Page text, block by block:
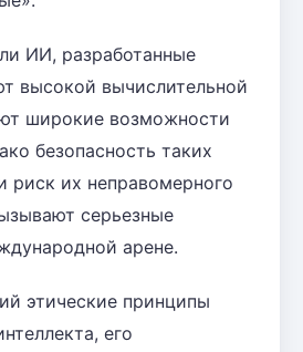
ИИ, разработанные
высокой вычислительной
широкие возможности
безопасность таких
их неправомерного
серьезные
арене.
этические принципы
его